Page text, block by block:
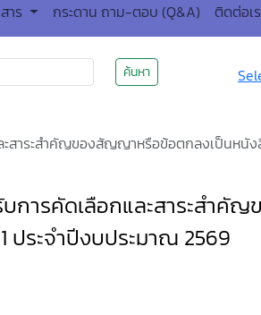
าร กระดาน ถาม-ตอบ (Q&A) ติดต่อเ
ค้นหา
สาระสำคัญของสัญญาหรือข้อตกลงเป็นหนัง
การคัดเลือกและสาระสำคั
ประจำปีงบประมาณ 2569